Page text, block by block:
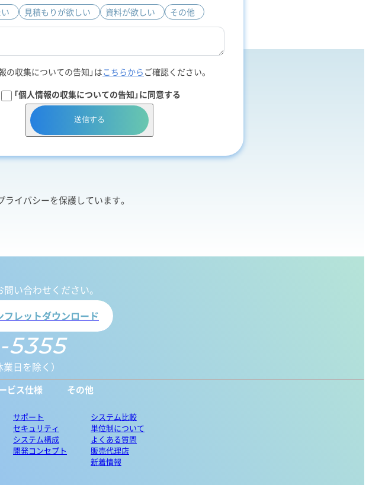
見積もりが欲しい 資料が欲しい その他
の収集についての告知」はこちらから ご確認ください。
「個人情報の収集についての告知」に同意する
送信する
イバシーを保護しています。
問い合わせください。
フレットダウンロード
5355
日を除く）
ビス仕様
サポート
セキュリティ
システム構成
開発コンセプト
その他
システム比較
単位制について
よくある質問
販売代理店
新着情報